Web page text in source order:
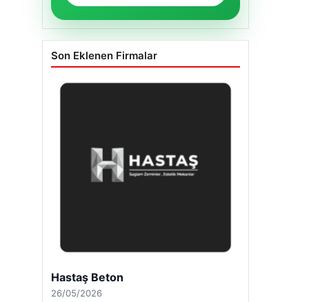
Son Eklenen Firmalar
Hastaş Beton
26/05/2026